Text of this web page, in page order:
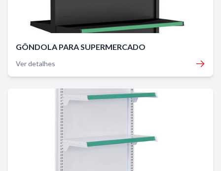
GÔNDOLA PARA SUPERMERCADO
Ver detalhes